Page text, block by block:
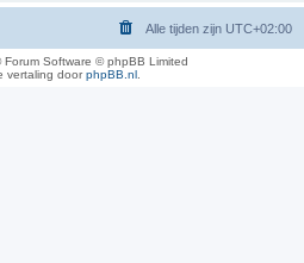
Alle tijden zijn UTC+02:00
Forum Software © phpBB Limited
vertaling doorphpBB.nl